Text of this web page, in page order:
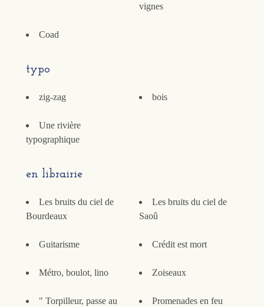
vignes
Coad
typo
zig-zag bois
Une rivière
typographique
en librairie
Les bruits du ciel de
Bourdeaux
Les bruits du ciel de
Saoû
Guitarisme Crédit est mort
Métro, boulot, lino Zoiseaux
" Torpilleur, passe au Promenades en feu